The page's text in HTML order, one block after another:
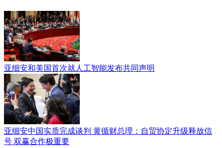
亚细安和美国首次就人工智能发布共同声明
亚细安中国实质完成谈判 黄循财总理：自贸协定升级释放信
号 双赢合作极重要